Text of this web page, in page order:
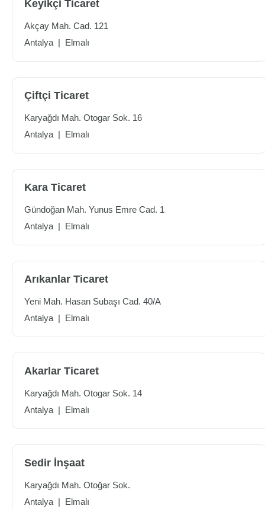
Keyikçi Ticaret
Akçay Mah. Cad. 121
Antalya | Elmalı
Çiftçi Ticaret
Karyağdı Mah. Otogar Sok. 16
Antalya | Elmalı
Kara Ticaret
Gündoğan Mah. Yunus Emre Cad. 1
Antalya | Elmalı
Arıkanlar Ticaret
Yeni Mah. Hasan Subaşı Cad. 40/A
Antalya | Elmalı
Akarlar Ticaret
Karyağdı Mah. Otogar Sok. 14
Antalya | Elmalı
Sedir İnşaat
Karyağdı Mah. Otoğar Sok.
Antalya | Elmalı